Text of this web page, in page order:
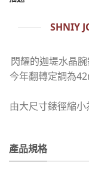
SHNIY
閃耀的迦堤水晶
今年翻轉定調為
由大尺寸錶徑縮
產品規格